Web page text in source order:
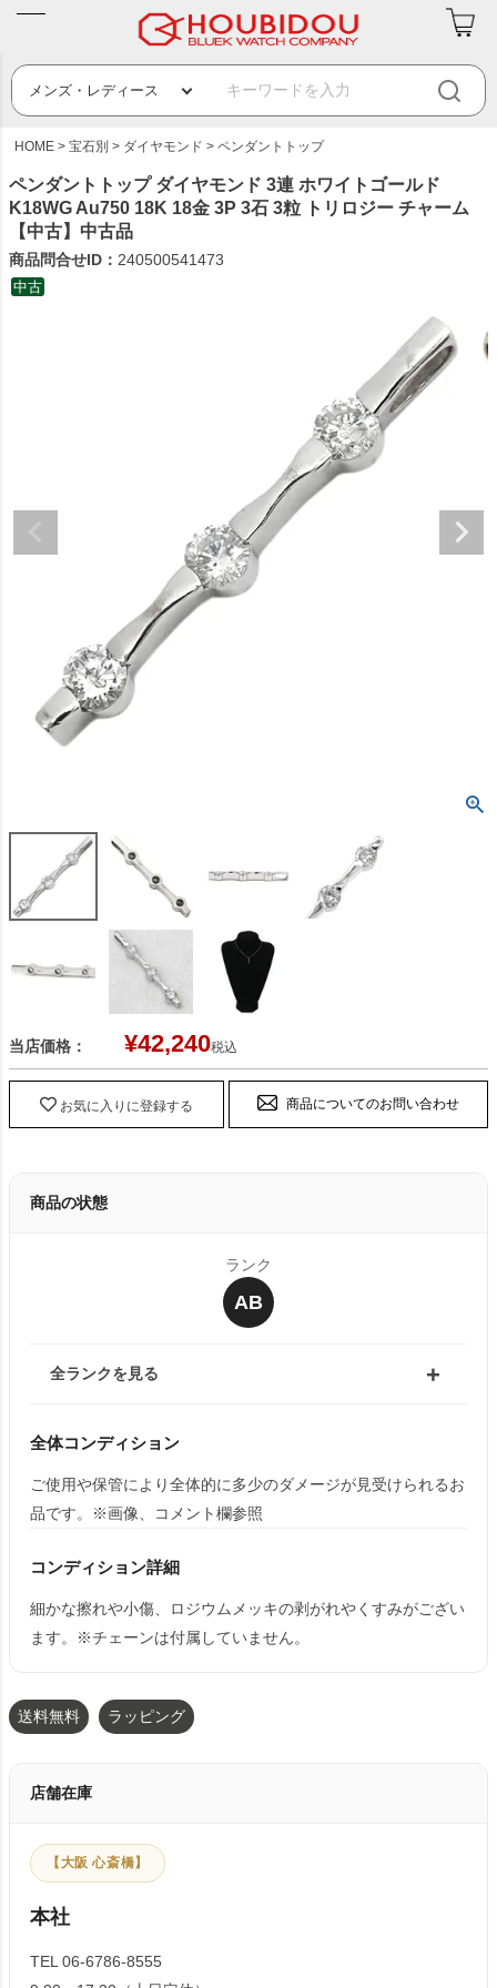
HOME 宝石別 ダイヤモンド ペンダントトップ
ペンダントトップ ダイヤモンド 3連 ホワイトゴールド
K18WG Au750 18K 18金 3P 3石 3粒 トリロジー チャーム
【中古】中古品
商品問合せID： 240500541473
中古
当店価格： ¥42,240税込
お気に入りに登録する 商品についてのお問い合わせ
商品の状態
ランク
AB
全ランクを見る
全体コンディション
ご使用や保管により全体的に多少のダメージが見受けられるお
品です。※画像、コメント欄参照
コンディション詳細
細かな擦れや小傷、ロジウムメッキの剥がれやくすみがござい
ます。※チェーンは付属していません。
送料無料 ラッピング
店舗在庫
【大阪 心斎橋】
本社
TEL 06-6786-8555